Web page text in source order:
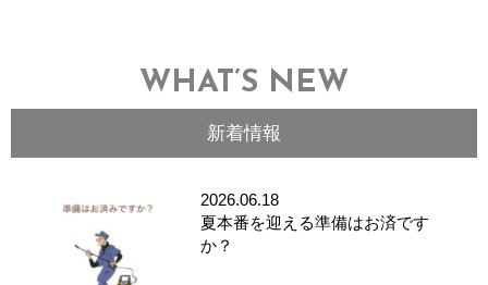
WHAT’S NEW
新着情報
2026.06.18
夏本番を迎える準備はお済です
か？